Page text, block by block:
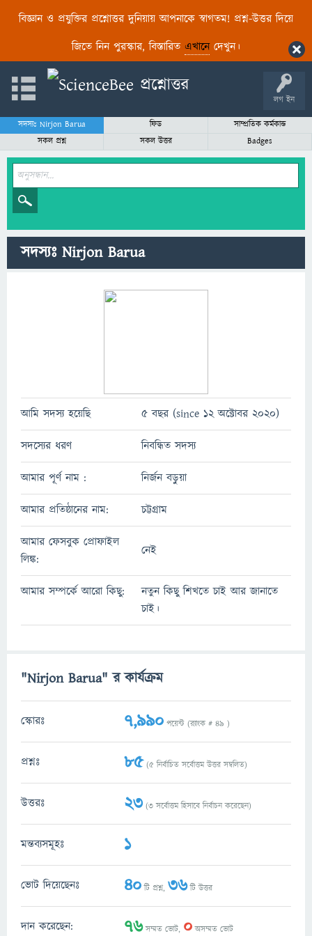
বিজ্ঞান ও প্রযুক্তির প্রশ্নোত্তর দুনিয়ায় আপনাকে স্বাগতম! প্রশ্ন-উত্তর দিয়ে
জিতে নিন পুরস্কার, বিস্তারিত এখানেদেখুন।
লগ ইন
সদস্যঃ Nirjon Barua ফিড
সাম্প্রতিক কর্মকান্ড
সকল প্রশ্ন
সকল উত্তর Badges
সদস্যঃ Nirjon Barua
আমি সদস্য হয়েছি 5 বছর (since 12 অক্টোবর 2020)
সদস্যের ধরণ নিবন্ধিত সদস্য
আমার পূর্ণ নাম : নির্জন বড়ুয়া
আমার প্রতিষ্ঠানের নাম: চট্টগ্রাম
আমার ফেসবুক প্রোফাইল
লিঙ্ক:
নেই
আমার সম্পর্কে আরো কিছু:
নতুন কিছু শিখতে চাই আর জানাতে
চাই।
"Nirjon Barua" র কার্যক্রম
স্কোরঃ 7,990 পয়েন্ট (র‌্যাংক # 49 )
প্রশ্নঃ 85 (5 নির্বাচিত সর্বোত্তম উত্তর সম্বলিত)
উত্তরঃ 23 (3সর্বোত্তম হিসাবে নির্বাচন করেছেন)
মন্তব্যসমূহঃ 1
ভোট দিয়েছেনঃ 40টি প্রশ্ন, 36টি উত্তর
দান করেছেন: 76সম্মত ভোট, 0অসম্মত ভোট